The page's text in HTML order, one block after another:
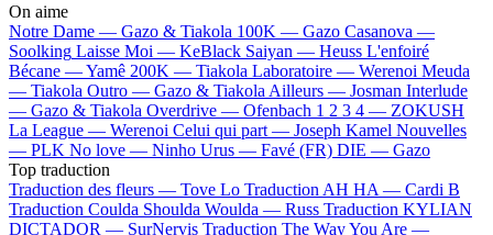
On aime
Notre Dame — Gazo & Tiakola 100K — Gazo Casanova —
Soolking Laisse Moi — KeBlack Saiyan — Heuss L'enfoiré
Bécane —Yamê 200K — Tiakola Laboratoire — Werenoi Meuda
— Tiakola Outro — Gazo & Tiakola Ailleurs — Josman Interlude
— Gazo & Tiakola Overdrive — Ofenbach 1 2 3 4 — ZOKUSH
La League — Werenoi Celui qui part — Joseph Kamel Nouvelles
— PLK No love — Ninho Urus — Favé (FR) DIE — Gazo
Top traduction
Traduction des fleurs — Tove Lo Traduction AH HA — Cardi B
Traduction Coulda Shoulda Woulda — Russ Traduction KYLIAN
DICTADOR — SurNervis Traduction The Way You Are —